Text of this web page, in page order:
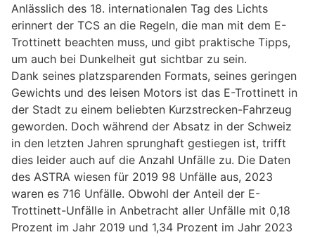
Anlässlich des 18. internationalen Tag des Lichts
erinnert der TCS an die Regeln, die man mit dem E-
Trottinett beachten muss, und gibt praktische Tipps,
um auch bei Dunkelheit gut sichtbar zu sein.
Dank seines platzsparenden Formats, seines geringen
Gewichts und des leisen Motors ist das E-Trottinett in
der Stadt zu einem beliebten Kurzstrecken-Fahrzeug
geworden. Doch während der Absatz in der Schweiz
in den letzten Jahren sprunghaft gestiegen ist, trifft
dies leider auch auf die Anzahl Unfälle zu. Die Daten
des ASTRA wiesen für 2019 98 Unfälle aus, 2023
waren es 716 Unfälle. Obwohl der Anteil der E-
Trottinett-Unfälle in Anbetracht aller Unfälle mit 0,18
Prozent im Jahr 2019 und 1,34 Prozent im Jahr 2023